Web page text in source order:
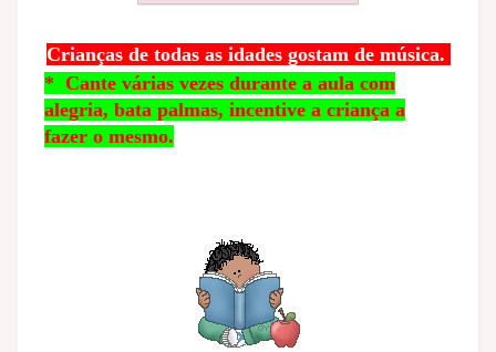
Crianças de todas as idades gostam de música.
* Cante várias vezes durante a aula com
alegria, bata palmas, incentive a criança a
fazer o mesmo.